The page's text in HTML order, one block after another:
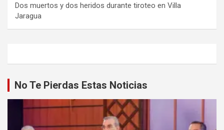
Dos muertos y dos heridos durante tiroteo en Villa
Jaragua
No Te Pierdas Estas Noticias